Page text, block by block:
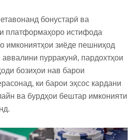
бонустарӣ ва
платформаҳоро истифода
имкониятҳои зиёде пешниҳод
пурракунӣ, пардохтҳои
бозиҳои нав барои
ки барои эҳсос кардани
ва бурдҳои бештар имконияти